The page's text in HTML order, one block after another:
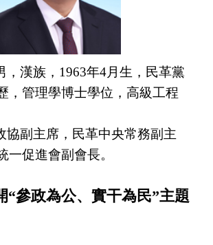
漢族，1963年4月生，民革黨
，管理學博士學位，高級工程
副主席，民革中央常務副主
一促進會副會長。
“參政為公、實干為民”主題